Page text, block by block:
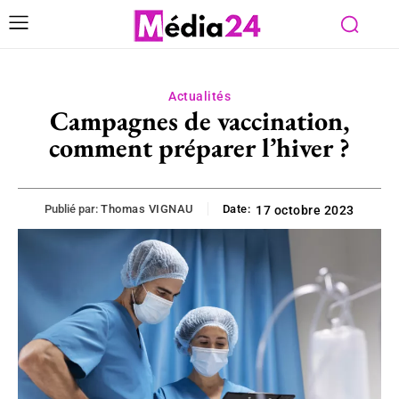
Actualités
Campagnes de vaccination,
comment préparer l’hiver ?
Publié par: Thomas VIGNAU Date: 17 octobre 2023